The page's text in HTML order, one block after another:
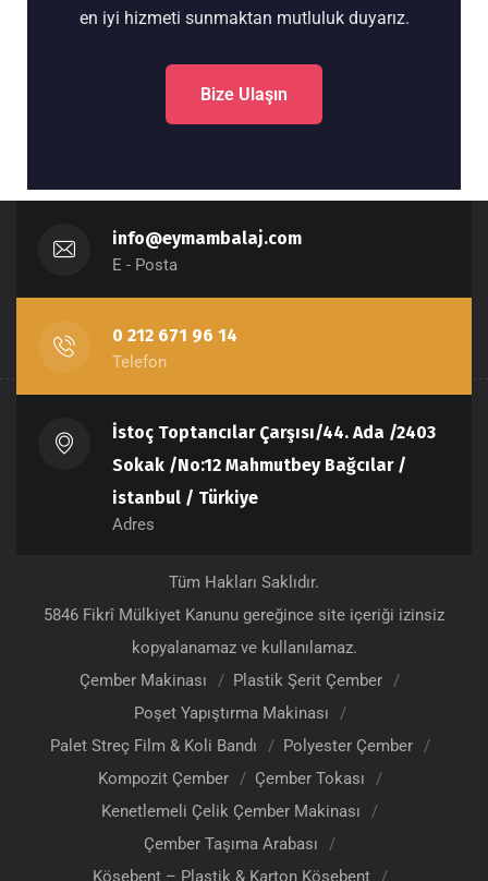
en iyi hizmeti sunmaktan mutluluk duyarız.
Bize Ulaşın
info@eymambalaj.com
E - Posta
0 212 671 96 14
Telefon
İstoç Toptancılar Çarşısı/44. Ada /2403
Sokak /No:12 Mahmutbey Bağcılar /
istanbul / Türkiye
Adres
Tüm Hakları Saklıdır.
5846 Fikrî Mülkiyet Kanunu gereğince site içeriği izinsiz
kopyalanamaz ve kullanılamaz.
Çember Makinası
Plastik Şerit Çember
Poşet Yapıştırma Makinası
Palet Streç Film & Koli Bandı
Polyester Çember
Kompozit Çember
Çember Tokası
Kenetlemeli Çelik Çember Makinası
Çember Taşıma Arabası
Köşebent – Plastik & Karton Köşebent